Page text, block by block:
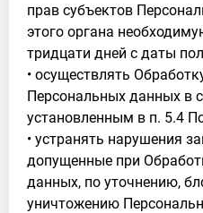
прав субъектов
этого органа
тридцати дней с даты
• осуществлять
Персональных данных в
установленным в п. 5.4
• устранять нарушения
допущенные при
данных, по уточнению,
уничтожению